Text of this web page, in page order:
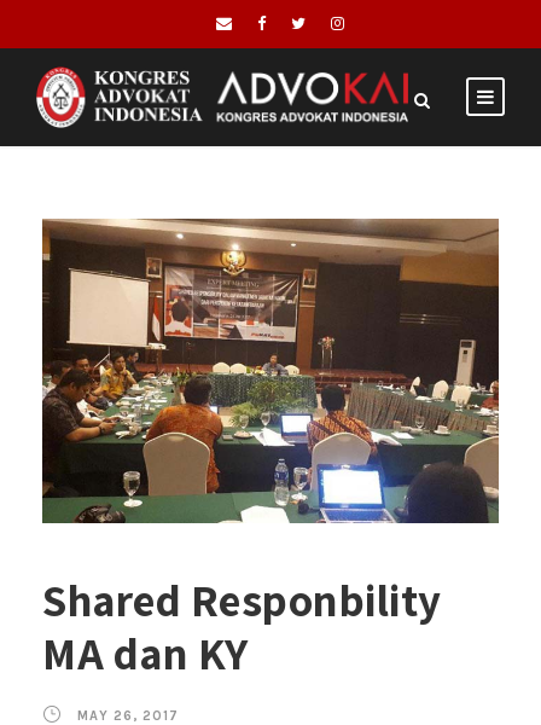
Shared Responbility
MA dan KY
MAY 26, 2017